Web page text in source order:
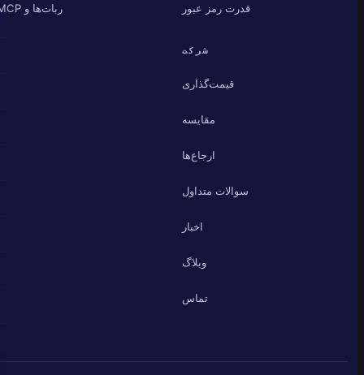
قدرت رمز عبور ربات‌ها و MCP
شرکت
قیمت‌گذاری
مقایسه
ارجاع‌ها
سوالات متداول
اخبار
وبلاگ
تماس